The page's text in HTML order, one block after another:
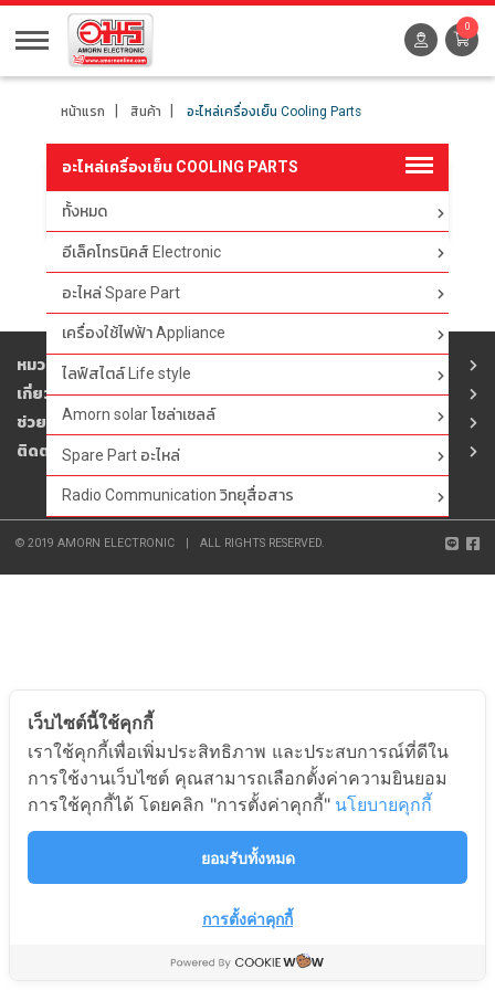
0
หน้าแรก สินค้า อะไหล่เครื่องเย็น Cooling Parts
อะไหล่เครื่องเย็น COOLING PARTS
ทั้งหมด
อีเล็คโทรนิคส์ Electronic
อะไหล่ Spare Part
เครื่องใช้ไฟฟ้า Appliance
ไลฟ์สไตล์ Life style
Amorn solar โซล่าเซลล์
Spare Part อะไหล่
Radio Communication วิทยุสื่อสาร
ตัวกรอง
หมวดสินค้า
เกี่ยวกับอมร
ช่วยเหลือ
ติดต่ออมร
© 2019 AMORN ELECTRONIC ALL RIGHTS RESERVED.
เว็บไซต์นี้ใช้คุกกี้
เราใช้คุกกี้เพื่อเพิ่มประสิทธิภาพ และประสบการณ์ที่ดีใน
การใช้งานเว็บไซต์ คุณสามารถเลือกตั้งค่าความยินยอม
การใช้คุกกี้ได้ โดยคลิก "การตั้งค่าคุกกี้" นโยบายคุกกี้
ยอมรับทั้งหมด
การตั้งค่าคุกกี้